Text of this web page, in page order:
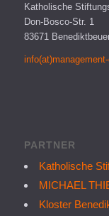
Katholische
Don-Bosco-Str. 1
83671
PARTNER
Katholische
MICHAEL
Kloster